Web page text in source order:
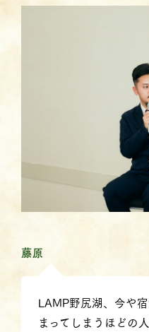
藤原
LAMP野尻湖、今や
まってしまうほどの